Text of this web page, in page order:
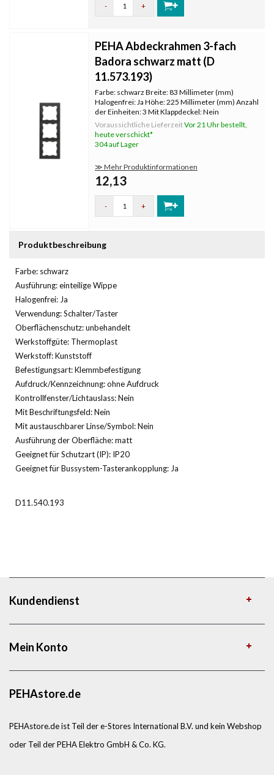
- +
PEHA Abdeckrahmen 3-fach
Badora schwarz matt (D
11.573.193)
Farbe: schwarz Breite: 83 Millimeter (mm)
Halogenfrei: Ja Höhe: 225 Millimeter (mm) Anzahl
der Einheiten: 3 Mit Klappdeckel: Nein
Oberflächenschutz: unbehandelt
Textfeld/Beschriftungsfläche: Nein
Werkstoffgüte: Thermoplast Werkstoff:
Kunststoff Befes
Voraussichtliche LieferzeitVor 21 Uhr bestellt,
heute verschickt*
304 auf Lager
≫ Mehr Produktinformationen
12,13
- +
Produktbeschreibung
Farbe: schwarz
Ausführung: einteilige Wippe
Halogenfrei: Ja
Verwendung: Schalter/Taster
Oberflächenschutz: unbehandelt
Werkstoffgüte: Thermoplast
Werkstoff: Kunststoff
Befestigungsart: Klemmbefestigung
Aufdruck/Kennzeichnung: ohne Aufdruck
Kontrollfenster/Lichtauslass: Nein
Mit Beschriftungsfeld: Nein
Mit austauschbarer Linse/Symbol: Nein
Ausführung der Oberfläche: matt
Geeignet für Schutzart (IP): IP20
Geeignet für Bussystem-Tasterankopplung: Ja
D11.540.193
Kundendienst
Mein Konto
PEHAstore.de
PEHAstore.de ist Teil der e-Stores International B.V. und kein Webshop
oder Teil der PEHA Elektro GmbH & Co. KG.